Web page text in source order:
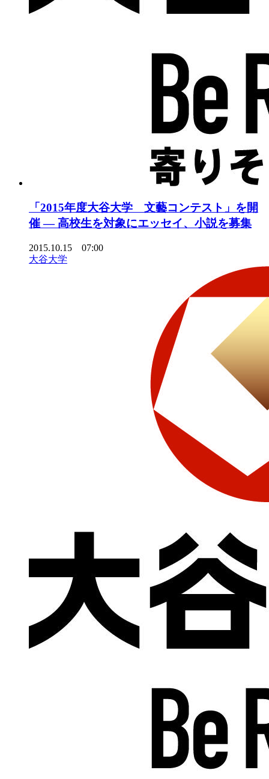
「2015年度大谷大学 文藝コンテスト」を開
催 — 高校生を対象にエッセイ、小説を募集
2015.10.15 07:00
大谷大学